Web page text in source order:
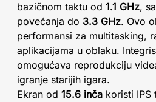
bazičnom taktu od 1.1 GHz,
povećanja do 3.3 GHz. Ovo
performansi za multitasking,
aplikacijama u oblaku.
omogućava reprodukciju
igranje starijih igara.
Ekran od 15.6 inča koristi IPS